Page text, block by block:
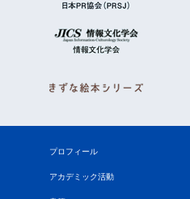
プロフィール
アカデミック活動